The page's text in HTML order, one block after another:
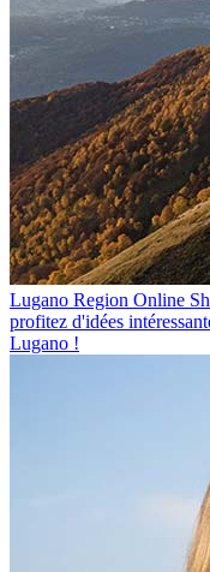
Lugano Region Online
profitez d'idées
Lugano !